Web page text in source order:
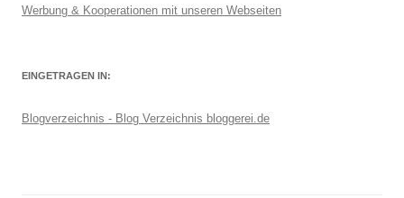
Werbung & Kooperationen mit unseren Webseiten
EINGETRAGEN IN:
Blogverzeichnis - Blog Verzeichnis bloggerei.de